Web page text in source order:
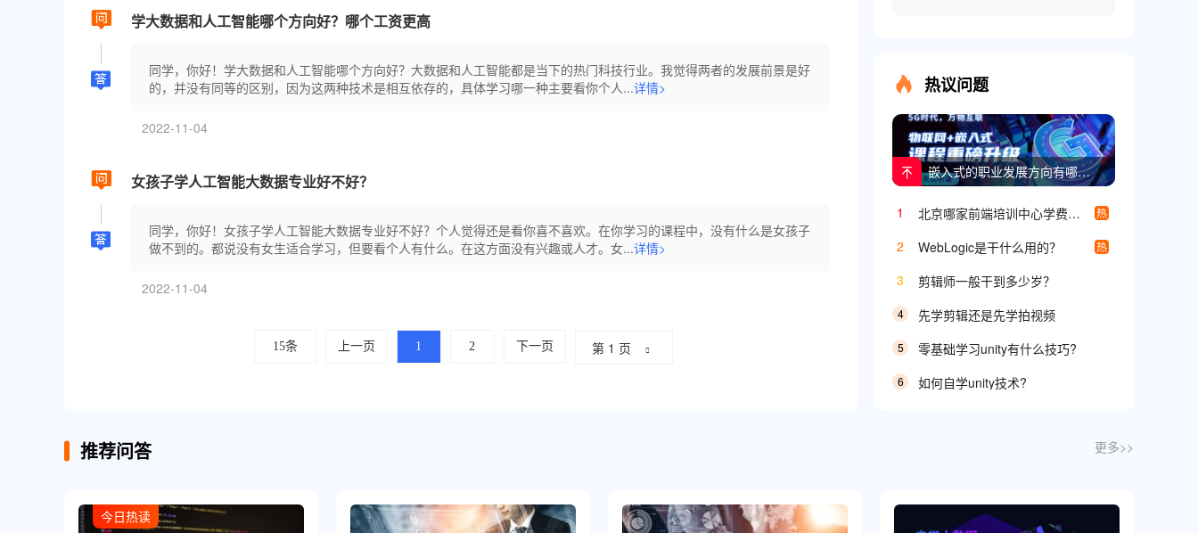
学大数据和人工智能哪个方向好？哪个工资更高
同学，你好！学大数据和人工智能哪个方向好？大数据和人工智能都是当下的热门科技行业。我觉得两者的发展前景是好
的，并没有同等的区别，因为这两种技术是相互依存的，具体学习哪一种主要看你个人...详情>
2022-11-04
女孩子学人工智能大数据专业好不好？
同学，你好！女孩子学人工智能大数据专业好不好？个人觉得还是看你喜不喜欢。在你学习的课程中，没有什么是女孩子
做不到的。都说没有女生适合学习，但要看个人有什么。在这方面没有兴趣或人才。女...详情>
2022-11-04
15条 上一页 1 2 下一页 第 1 页
热议问题
嵌入式的职业发展方向有哪些？
1 北京哪家前端培训中心学费便宜？ 热
2 WebLogic是干什么用的？ 热
3 剪辑师一般干到多少岁？
4 先学剪辑还是先学拍视频
5 零基础学习unity有什么技巧?
6 如何自学unity技术?
推荐问答 更多>>